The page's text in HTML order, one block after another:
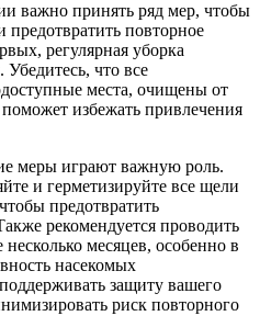
важно принять ряд мер, чтобы
предотвратить повторное
регулярная уборка
что все
места, очищены от
избежать привлечения
меры играют важную роль.
и герметизируйте все щели
предотвратить
рекомендуется проводить
месяцев, особенно в
насекомых
защиту вашего
риск повторного